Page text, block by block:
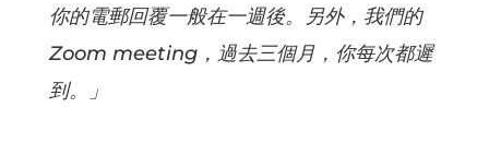
你的電郵回覆一般在一週後。另外，我們的
Zoom meeting，過去三個月，你每次都遲
到。」